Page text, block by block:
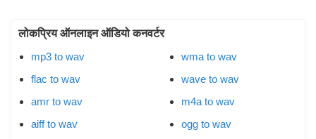
लोकप्रिय ऑनलाइन ऑडियो कनवर्टर
mp3 to wav
flac to wav
amr to wav
aiff to wav
wma to wav
wave to wav
m4a to wav
ogg to wav